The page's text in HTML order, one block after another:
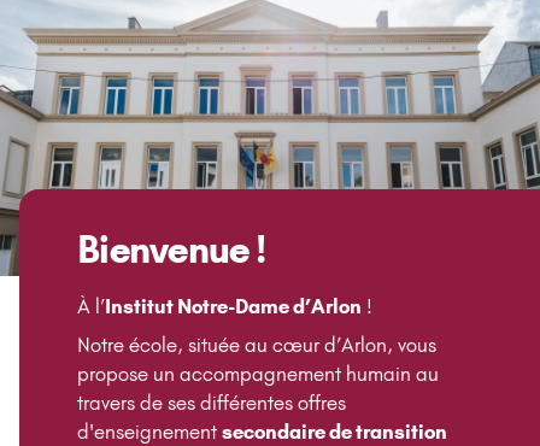
Bienvenue !
À l’Institut Notre-Dame d’Arlon !
Notre école, située au cœur d’Arlon, vous
propose un accompagnement humain au
travers de ses différentes offres
d'enseignement secondaire de transition